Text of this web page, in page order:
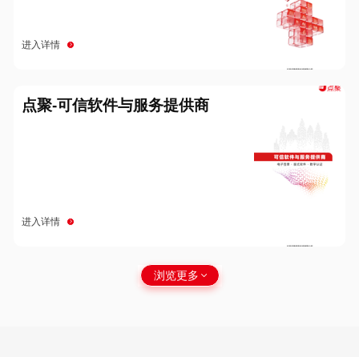
进入详情
点聚-可信软件与服务提供商
进入详情
浏览更多